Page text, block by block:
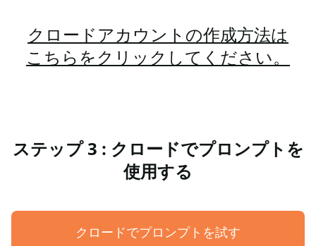
クロードアカウントの作成方法は
こちらをクリックしてください。
ステップ 3 : クロードでプロンプトを
使用する
クロードでプロンプトを試す